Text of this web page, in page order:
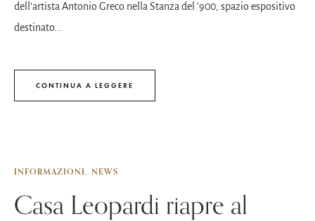
dell’artista Antonio Greco nella Stanza del '900, spazio espositivo
destinato...
CONTINUA A LEGGERE
INFORMAZIONI NEWS
Casa Leopardi riapre al